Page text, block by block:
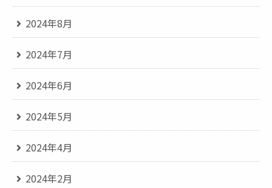
2024年8月
2024年7月
2024年6月
2024年5月
2024年4月
2024年2月